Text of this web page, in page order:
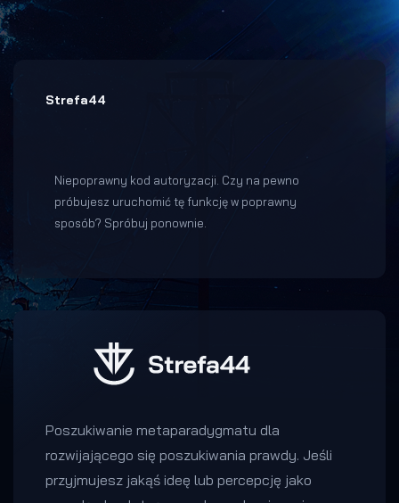
Strefa44
Niepoprawny kod autoryzacji. Czy na pewno
próbujesz uruchomić tę funkcję w poprawny
sposób? Spróbuj ponownie.
Poszukiwanie metaparadygmatu dla
rozwijającego się poszukiwania prawdy. Jeśli
przyjmujesz jakąś ideę lub percepcję jako